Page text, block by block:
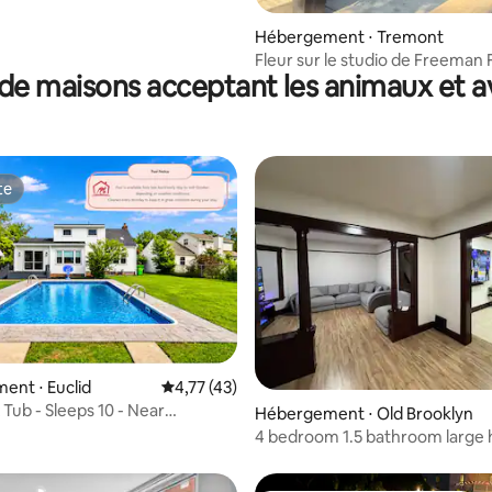
Hébergement ⋅ Tremont
Fleur sur le studio de Freeman
maisons acceptant les animaux et
base de 160 commentaires : 4,77 sur 5
⋅ Euclid Évaluation moyenne sur la base de 43
4,77 (43)
- Sleeps 10 - Near
Hébergement ⋅ Old Brooklyn
4 bedroom 1.5 bathroom large